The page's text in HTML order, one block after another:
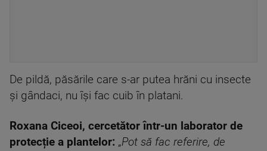
De pildă, păsările care s-ar putea hrăni cu insecte
și gândaci, nu își fac cuib în platani.
Roxana Ciceoi, cercetător într-un laborator de
protecție a plantelor: „Pot să fac referire, de